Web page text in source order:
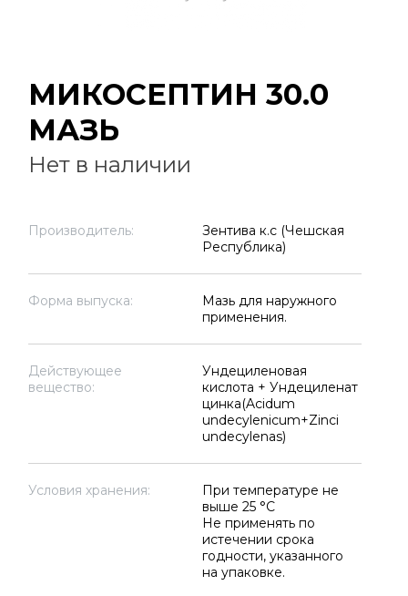
МИКОСЕПТИН 30.0
МАЗЬ
Нет в наличии
Производитель:
Зентива к.с (Чешская
Республика)
Форма выпуска:
Мазь для наружного
применения.
Действующее
вещество:
Ундециленовая
кислота + Ундециленат
цинка(Acidum
undecylenicum+Zinci
undecylenas)
Условия хранения:
При температуре не
выше 25 °C
Не применять по
истечении срока
годности, указанного
на упаковке.